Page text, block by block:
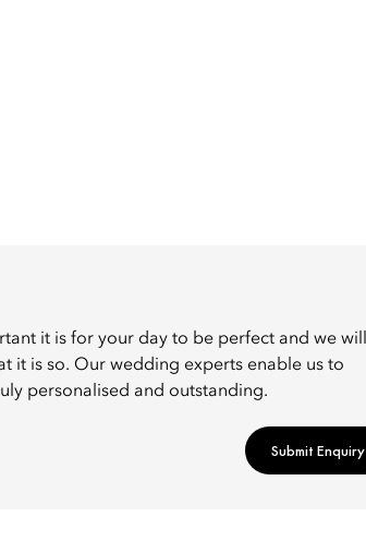
it is for your day to be perfect and we will
it is so. Our wedding experts enable us to
personalised and outstanding.
Submit Enquiry